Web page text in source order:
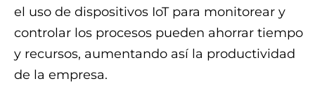
el uso de dispositivos IoT para monitorear y
controlar los procesos pueden ahorrar tiempo
y recursos, aumentando así la productividad
de la empresa.